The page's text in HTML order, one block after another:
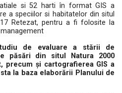
si 52 harti în format GIS a
a speciilor si habitatelor din situl
Retezat, pentru a fi folosite la
de evaluare a stării de
păsări din situl Natura 2000
precum și cartografierea GIS a
la baza elaborării Planului de